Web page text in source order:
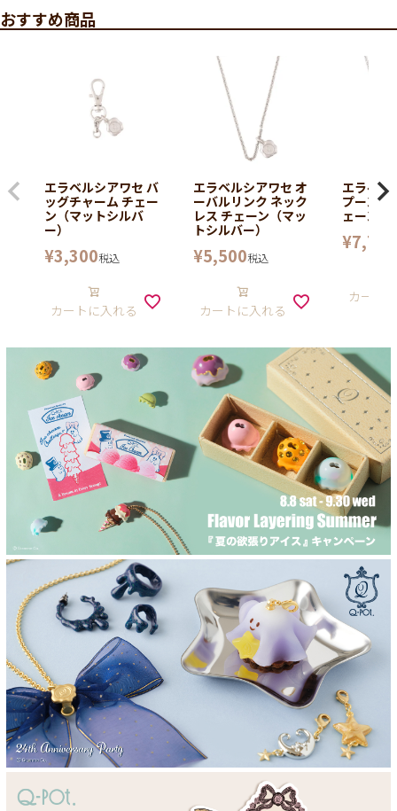
おすすめ商品
エラベルシアワセ バ
ッグチャーム チェー
ン（マットシルバ
ー）
¥3,300税込
カートに入れる
エラベルシアワセ オ
ーバルリンク ネック
レス チェーン（マッ
トシルバー）
¥5,500税込
カートに入れる
エラベル
プーンネ
ェーン
¥7,700
カート